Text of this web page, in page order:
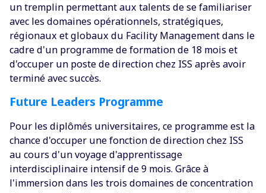
un tremplin permettant aux talents de se familiariser
avec les domaines opérationnels, stratégiques,
régionaux et globaux du Facility Management dans le
cadre d'un programme de formation de 18 mois et
d'occuper un poste de direction chez ISS après avoir
terminé avec succès.
Future Leaders Programme
Pour les diplômés universitaires, ce programme est la
chance d'occuper une fonction de direction chez ISS
au cours d'un voyage d'apprentissage
interdisciplinaire intensif de 9 mois. Grâce à
l'immersion dans les trois domaines de concentration